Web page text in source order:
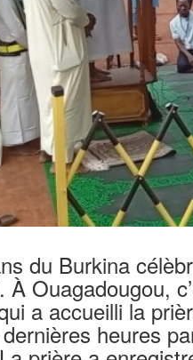
du Burkina
À Ouagadougou,
a accueilli la
heures